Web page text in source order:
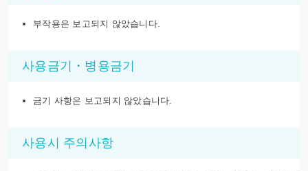
부작용은 보고되지 않았습니다.
사용금기・병용금기
금기 사항은 보고되지 않았습니다.
사용시 주의사항